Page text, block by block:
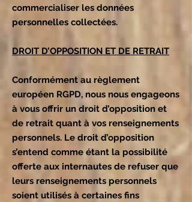
commercialiser les données
personnelles collectées.
DROIT D’OPPOSITION ET DE RETRAIT
Conformément au règlement
européen RGPD, nous nous engageons
à vous offrir un droit d’opposition et
de retrait quant à vos renseignements
personnels. Le droit d’opposition
s’entend comme étant la possibilité
offerte aux internautes de refuser que
leurs renseignements personnels
soient utilisés à certaines fins